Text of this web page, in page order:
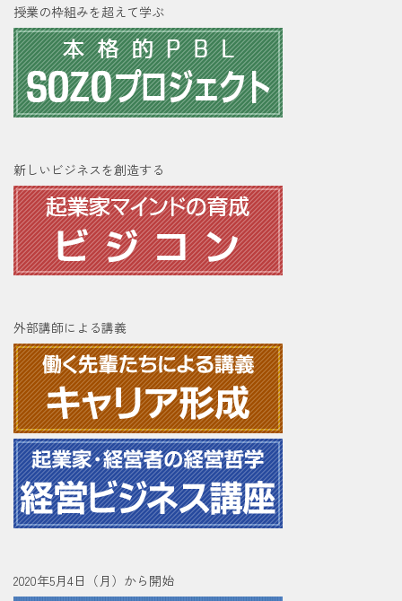
授業の枠組みを超えて学ぶ
新しいビジネスを創造する
外部講師による講義
2020年5月4日（月）から開始